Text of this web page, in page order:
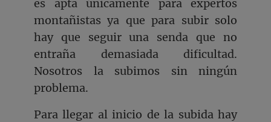
es apta únicamente para expertos
montañistas ya que para subir solo
hay que seguir una senda que no
entraña demasiada dificultad.
Nosotros la subimos sin ningún
problema.
Para llegar al inicio de la subida hay